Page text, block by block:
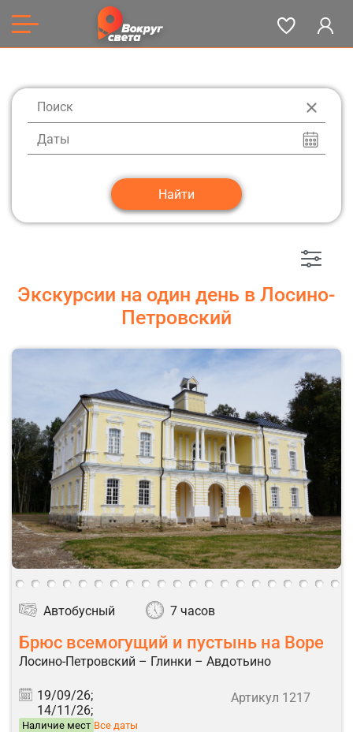
Даты
Экскурсии на один день в Лосино-
Петровский
Автобусный 7 часов
Брюс всемогущий и пустынь на Воре
Лосино-Петровский – Глинки – Авдотьино
19/09/26;
14/11/26;
Наличие мест Все даты
Артикул 1217